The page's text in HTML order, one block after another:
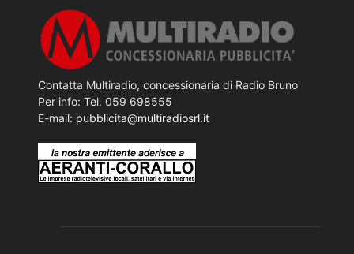
Contatta Multiradio, concessionaria di Radio Bruno
Per info: Tel. 059 698555
E-mail: pubblicita@multiradiosrl.it